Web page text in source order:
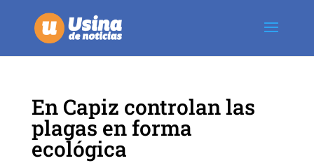
En Capiz controlan las
plagas en forma
ecológica